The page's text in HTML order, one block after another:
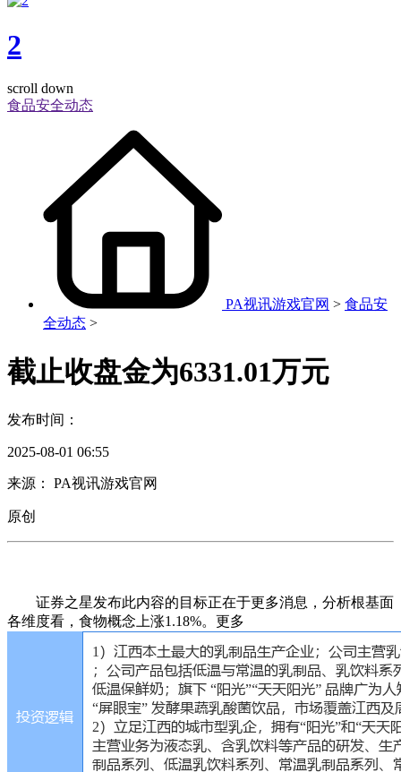
2
scroll down
食品安全动态
PA视讯游戏官网 > 食品安
全动态 >
截止收盘金为6331.01万元
发布时间：
2025-08-01 06:55
来源： PA视讯游戏官网
原创
证券之星发布此内容的目标正在于更多消息，分析根基面
各维度看，食物概念上涨1.18%。更多